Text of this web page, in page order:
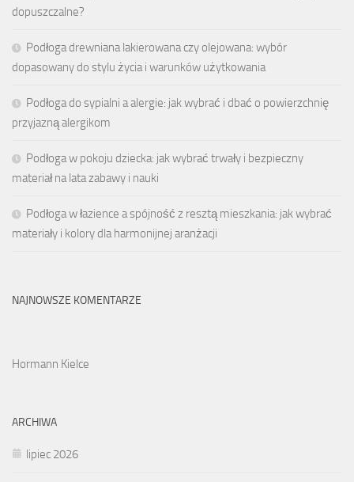
dopuszczalne?
Podłoga drewniana lakierowana czy olejowana: wybór
dopasowany do stylu życia i warunków użytkowania
Podłoga do sypialni a alergie: jak wybrać i dbać o powierzchnię
przyjazną alergikom
Podłoga w pokoju dziecka: jak wybrać trwały i bezpieczny
materiał na lata zabawy i nauki
Podłoga w łazience a spójność z resztą mieszkania: jak wybrać
materiały i kolory dla harmonijnej aranżacji
NAJNOWSZE KOMENTARZE
Hormann Kielce
ARCHIWA
lipiec 2026